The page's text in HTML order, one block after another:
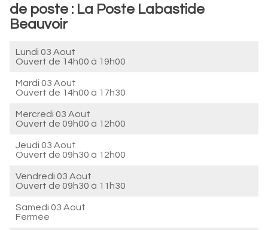
de poste : La Poste Labastide
Beauvoir
Lundi 03 Aout
Ouvert de 14h00 à 19h00
Mardi 03 Aout
Ouvert de 14h00 à 17h30
Mercredi 03 Aout
Ouvert de 09h00 à 12h00
Jeudi 03 Aout
Ouvert de 09h30 à 12h00
Vendredi 03 Aout
Ouvert de 09h30 à 11h30
Samedi 03 Aout
Fermée